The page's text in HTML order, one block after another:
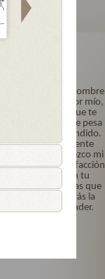
Dios y Hombre
Creador y Redentor mío,
quien eres y porque te
todas las cosas, me pesa
haberte ofendido.
firmemente
a su tiempo. Ofrezco mi
trabajos en satisfacción
y confío en tu
infinitas que
y me darás la
no volverte ofender.